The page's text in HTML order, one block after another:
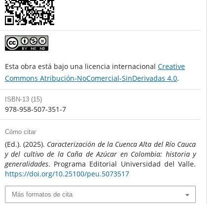
Esta obra está bajo una licencia internacional Creative
Commons Atribución-NoComercial-SinDerivadas 4.0.
ISBN-13 (15)
978-958-507-351-7
Cómo citar
(Ed.). (2025). Caracterización de la Cuenca Alta del Río Cauca
y del cultivo de la Caña de Azúcar en Colombia: historia y
generalidades. Programa Editorial Universidad del Valle.
https://doi.org/10.25100/peu.5073517
Más formatos de cita